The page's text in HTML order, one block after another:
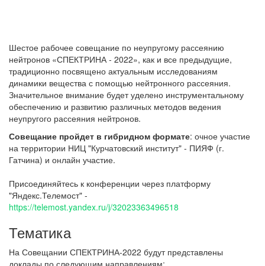
Шестое рабочее совещание по неупругому рассеянию
нейтронов «СПЕКТРИНА ‑ 2022», как и все предыдущие,
традиционно посвящено актуальным исследованиям
динамики вещества с помощью нейтронного рассеяния.
Значительное внимание будет уделено инструментальному
обеспечению и развитию различных методов ведения
неупругого рассеяния нейтронов.
Совещание пройдет в гибридном формате: очное участие
на территории НИЦ "Курчатовский институт" - ПИЯФ (г.
Гатчина) и онлайн участие.
Присоединяйтесь к конференции через платформу
"Яндекс.Телемост" -
https://telemost.yandex.ru/j/32023363496518
Тематика
На Совещании СПЕКТРИНА-2022 будут представлены
доклады по следующим направлениям: